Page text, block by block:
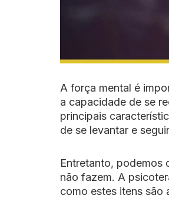
A força mental é
a capacidade de se
principais
de se levantar e
Entretanto, podemos
não fazem. A
como estes itens são